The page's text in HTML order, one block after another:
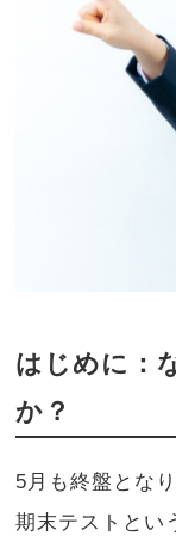
はじめに：
か？
5月も終盤とな
期末テストとい